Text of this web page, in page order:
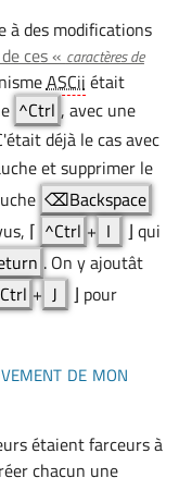
à des modifications
ces « caractères de
ASCii était
^Ctrl , avec une
déjà le cas avec
et supprimer le
⌫Backspace
⌈ ^Ctrl + I
⌋ qui
. On y ajoutât
+ J
⌋ pour
de mon
étaient farceurs à
chacun une